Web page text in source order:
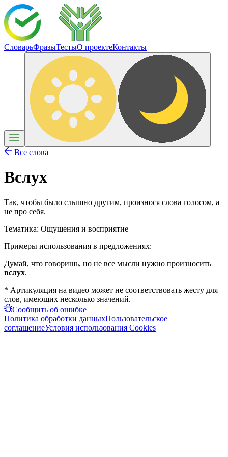
СловарьФразыТестыО проектеКонтакты
Все слова
Вслух
Так, чтобы было слышно другим, произнося слова голосом, а
не про себя.
Тематика: Ощущения и восприятие
Примеры использования в предложениях:
Думай, что говоришь, но не все мысли нужно произносить
вслух.
* Артикуляция на видео может не соответствовать жесту для
слов, имеющих несколько значений.
Сообщить об ошибке
Политика обработки данныхПользовательское
соглашениеУсловия использования Cookies